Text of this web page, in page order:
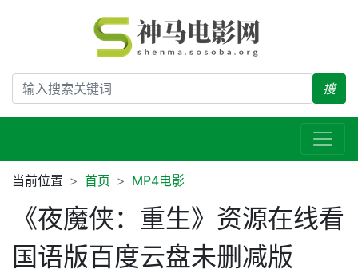
搜
当前位置 首页 MP4电影
《夜魔侠：重生》资源在线看
国语版百度云盘未删减版